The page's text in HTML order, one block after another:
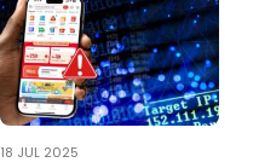
18 JUL 2025